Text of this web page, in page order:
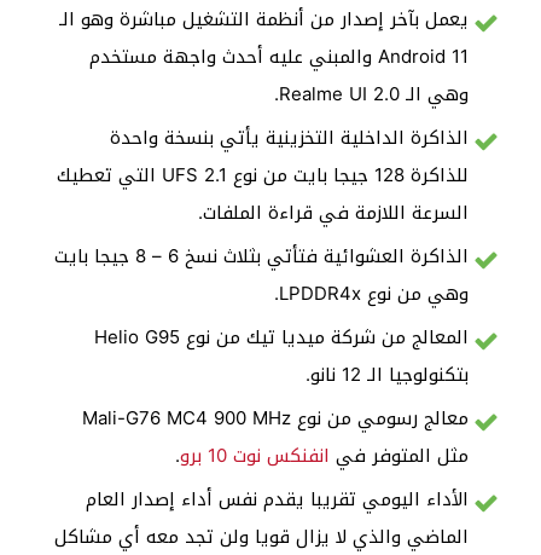
يعمل بآخر إصدار من أنظمة التشغيل مباشرة وهو الـ
Android 11 والمبني عليه أحدث واجهة مستخدم
وهي الـ Realme UI 2.0.
الذاكرة الداخلية التخزينية يأتي بنسخة واحدة
للذاكرة 128 جيجا بايت من نوع UFS 2.1 التي تعطيك
السرعة اللازمة في قراءة الملفات.
الذاكرة العشوائية فتأتي بثلاث نسخ 6 – 8 جيجا بايت
وهي من نوع LPDDR4x.
المعالج من شركة ميديا تيك من نوع Helio G95
بتكنولوجيا الـ 12 نانو.
معالج رسومي من نوع Mali-G76 MC4 900 MHz
مثل المتوفر في انفنكس نوت 10 برو
.
الأداء اليومي تقريبا يقدم نفس أداء إصدار العام
الماضي والذي لا يزال قويا ولن تجد معه أي مشاكل